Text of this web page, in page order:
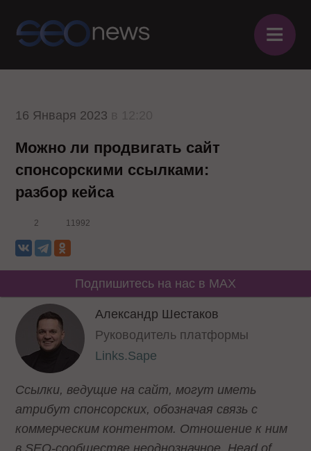
≡
16 Января 2023
Можно ли продвигать сайт
спонсорскими ссылками:
разбор кейса
2 11992
Подпишитесь на нас в MAX
Александр Шестаков
Руководитель платформы
Links.Sape
Ссылки, ведущие на сайт, могут иметь
атрибут спонсорских, обозначая связь с
коммерческим контентом. Отношение к ним
в SEO-сообществе неоднозначное. Head of